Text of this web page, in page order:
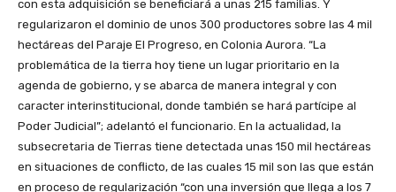
con esta adquisición se beneficiará a unas 215 familias. Y
regularizaron el dominio de unos 300 productores sobre las 4 mil
hectáreas del Paraje El Progreso, en Colonia Aurora. “La
problemática de la tierra hoy tiene un lugar prioritario en la
agenda de gobierno, y se abarca de manera integral y con
caracter interinstitucional, donde también se hará partícipe al
Poder Judicial”; adelantó el funcionario. En la actualidad, la
subsecretaria de Tierras tiene detectada unas 150 mil hectáreas
en situaciones de conflicto, de las cuales 15 mil son las que están
en proceso de regularización “con una inversión que llega a los 7